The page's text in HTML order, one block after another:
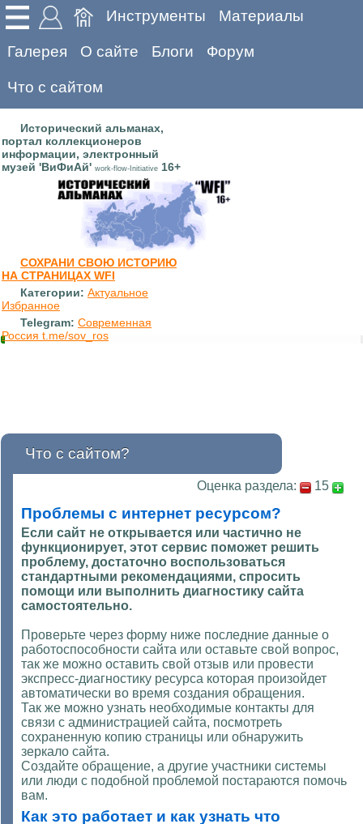
Инструменты Материалы
Галерея О сайте Блоги Форум
Что с сайтом
Исторический альманах,
портал коллекционеров
информации, электронный
музей 'ВиФиАй' work-flow-Initiative 16+
СОХРАНИ СВОЮ ИСТОРИЮ
НА СТРАНИЦАХ WFI
Категории: Актуальное
Избранное
Telegram: Современная
Россия t.me/sov_ros
Что с сайтом?
Оценка раздела: 15
Проблемы с интернет ресурсом?
Если сайт не открывается или частично не
функционирует, этот сервис поможет решить
проблему, достаточно воспользоваться
стандартными рекомендациями, спросить
помощи или выполнить диагностику сайта
самостоятельно.
Проверьте через форму ниже последние данные о
работоспособности сайта или оставьте свой вопрос,
так же можно оставить свой отзыв или провести
экспресс-диагностику ресурса которая произойдет
автоматически во время создания обращения.
Так же можно узнать необходимые контакты для
связи с администрацией сайта, посмотреть
сохраненную копию страницы или обнаружить
зеркало сайта.
Создайте обращение, а другие участники системы
или люди с подобной проблемой постараются помочь
вам.
Как это работает и как узнать что